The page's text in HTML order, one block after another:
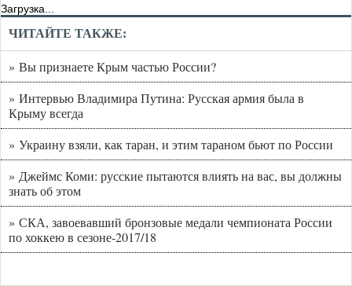
Загрузка...
ЧИТАЙТЕ ТАКЖЕ:
» Вы признаете Крым частью России?
» Интервью Владимира Путина: Русская армия была в
Крыму всегда
» Украину взяли, как таран, и этим тараном бьют по России
» Джеймс Коми: русские пытаются влиять на вас, вы должны
знать об этом
» СКА, завоевавший бронзовые медали чемпионата России
по хоккею в сезоне-2017/18